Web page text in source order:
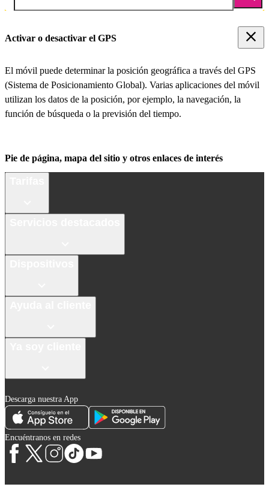
Activar o desactivar el GPS
El móvil puede determinar la posición geográfica a través del GPS
(Sistema de Posicionamiento Global). Varias aplicaciones del móvil
utilizan los datos de la posición, por ejemplo, la navegación, la
función de búsqueda o la previsión del tiempo.
Pie de página, mapa del sitio y otros enlaces de interés
Descarga nuestra App
Encuéntranos en redes